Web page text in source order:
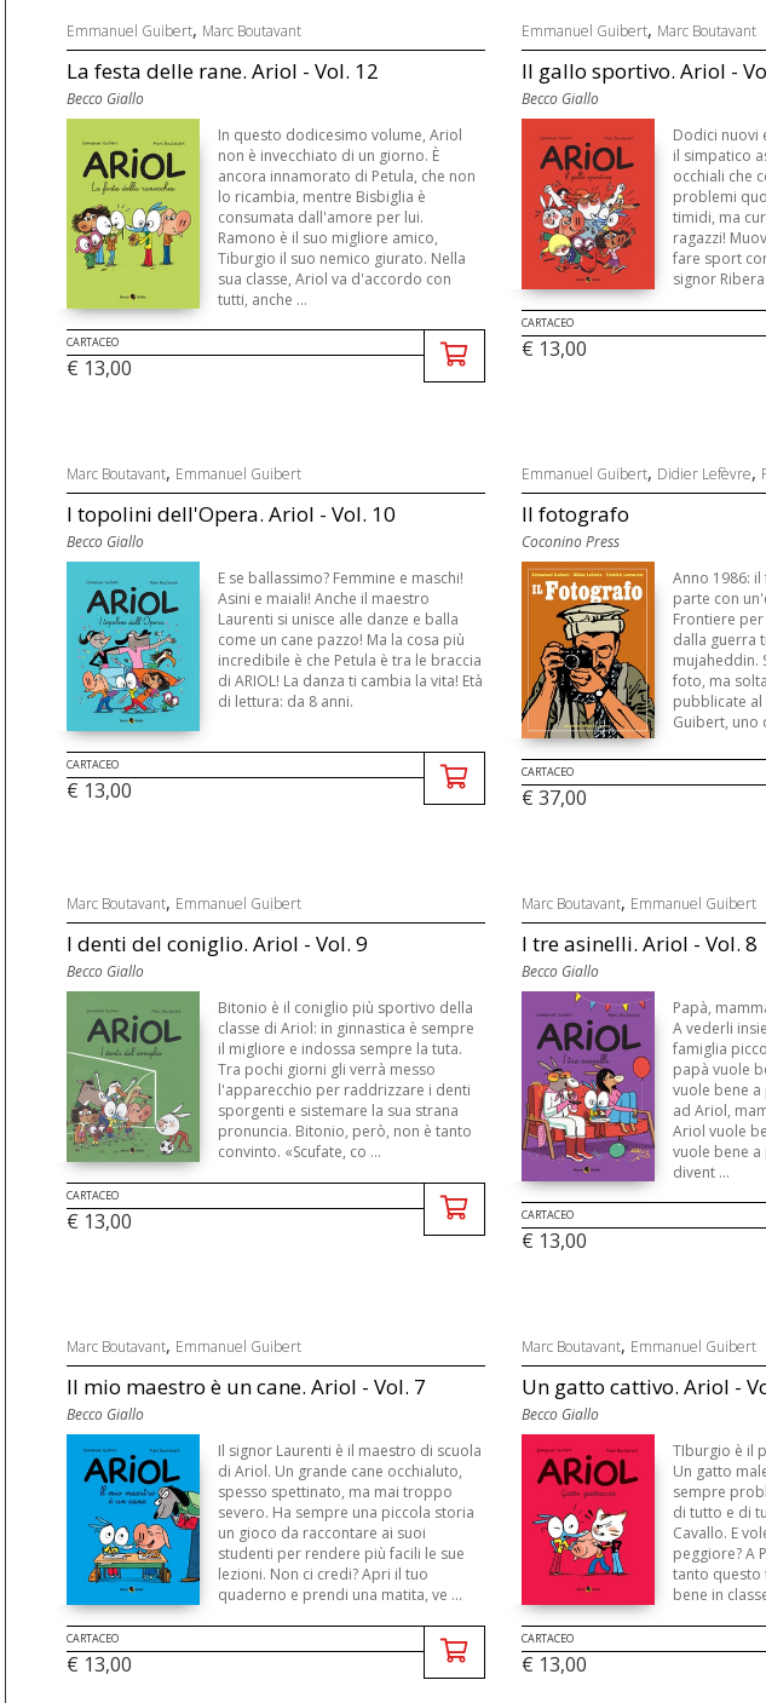
Emmanuel Guibert, Marc Boutavant
La festa delle rane. Ariol - Vol. 12
Becco Giallo
In questo dodicesimo volume, Ariol
non è invecchiato di un giorno. È
ancora innamorato di Petula, che non
lo ricambia, mentre Bisbiglia è
consumata dall'amore per lui.
Ramono è il suo migliore amico,
Tiburgio il suo nemico giurato. Nella
sua classe, Ariol va d'accordo con
tutti, anche ...
CARTACEO
€ 13,00
Emmanuel Guibert, Marc Boutavant
Il gallo sportivo. Ariol -
Becco Giallo
Dodici nuovi
il simpatico
occhiali che
problemi
timidi, ma
ragazzi!
fare sport
signor
CARTACEO
€ 13,00
Marc Boutavant, Emmanuel Guibert
I topolini dell'Opera. Ariol - Vol. 10
Becco Giallo
E se ballassimo? Femmine e maschi!
Asini e maiali! Anche il maestro
Laurenti si unisce alle danze e balla
come un cane pazzo! Ma la cosa più
incredibile è che Petula è tra le braccia
di ARIOL! La danza ti cambia la vita! Età
di lettura: da 8 anni.
CARTACEO
€ 13,00
Emmanuel Guibert, Didier Lefèvre,
Il fotografo
Coconino Press
Anno 1986:
parte con
Frontiere
dalla guerra
mujaheddin.
foto, ma
pubblicate al
Guibert, uno
CARTACEO
€ 37,00
Marc Boutavant, Emmanuel Guibert
I denti del coniglio. Ariol - Vol. 9
Becco Giallo
Bitonio è il coniglio più sportivo della
classe di Ariol: in ginnastica è sempre
il migliore e indossa sempre la tuta.
Tra pochi giorni gli verrà messo
l'apparecchio per raddrizzare i denti
sporgenti e sistemare la sua strana
pronuncia. Bitonio, però, non è tanto
convinto. «Scufate, co ...
CARTACEO
€ 13,00
Marc Boutavant, Emmanuel Guibert
I tre asinelli. Ariol - Vol. 8
Becco Giallo
Papà,
A vederli
famiglia
papà vuole
vuole bene
ad Ariol,
Ariol vuole
vuole bene
divent ...
CARTACEO
€ 13,00
Marc Boutavant, Emmanuel Guibert
Il mio maestro è un cane. Ariol - Vol. 7
Becco Giallo
Il signor Laurenti è il maestro di scuola
di Ariol. Un grande cane occhialuto,
spesso spettinato, ma mai troppo
severo. Ha sempre una piccola storia
un gioco da raccontare ai suoi
studenti per rendere più facili le sue
lezioni. Non ci credi? Apri il tuo
quaderno e prendi una matita, ve ...
CARTACEO
€ 13,00
Marc Boutavant, Emmanuel Guibert
Un gatto cattivo. Ariol -
Becco Giallo
TIburgio è il
Un gatto
sempre
di tutto e di
Cavallo. E
peggiore? A
tanto questo
bene in
CARTACEO
€ 13,00